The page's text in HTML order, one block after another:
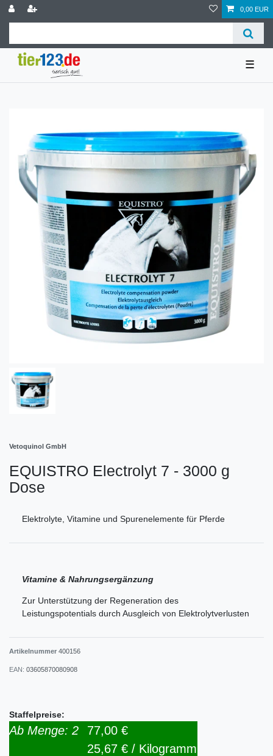
0,00 EUR
☰
Vetoquinol GmbH
EQUISTRO Electrolyt 7 - 3000 g
Dose
Elektrolyte, Vitamine und Spurenelemente für Pferde
Vitamine & Nahrungsergänzung
Zur Unterstützung der Regeneration des
Leistungspotentials durch Ausgleich von Elektrolytverlusten
Artikelnummer 400156
EAN: 03605870080908
Staffelpreise:
Ab Menge: 2
77,00 €
25,67 € / Kilogramm